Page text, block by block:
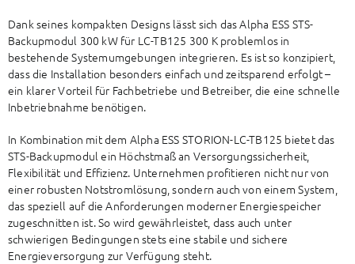
Dank seines kompakten Designs lässt sich das Alpha ESS STS-
Backupmodul 300 kW für LC-TB125 300 K problemlos in
bestehende Systemumgebungen integrieren. Es ist so konzipiert,
dass die Installation besonders einfach und zeitsparend erfolgt –
ein klarer Vorteil für Fachbetriebe und Betreiber, die eine schnelle
Inbetriebnahme benötigen.
In Kombination mit dem Alpha ESS STORION-LC-TB125 bietet das
STS-Backupmodul ein Höchstmaß an Versorgungssicherheit,
Flexibilität und Effizienz. Unternehmen profitieren nicht nur von
einer robusten Notstromlösung, sondern auch von einem System,
das speziell auf die Anforderungen moderner Energiespeicher
zugeschnitten ist. So wird gewährleistet, dass auch unter
schwierigen Bedingungen stets eine stabile und sichere
Energieversorgung zur Verfügung steht.